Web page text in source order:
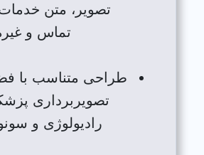
تصویر، متن
تماس و
طراحی متناسب با
تصویربرداری
رادیولوژی و